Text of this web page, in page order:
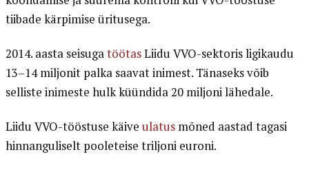
tiibade kärpimise üritusega.
2014. aasta seisugatöötasLiidu VVO-sektoris ligikaudu
13–14 miljonit palka saavat inimest. Tänaseks võib
selliste inimeste hulk küündida 20 miljoni lähedale.
Liidu VVO-tööstuse käive ulatusmõned aastad tagasi
hinnanguliselt pooleteise triljoni euroni.